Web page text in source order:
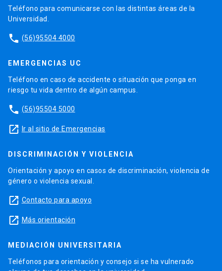
Teléfono para comunicarse con las distintas áreas de la
Universidad.
phone (56)95504 4000
EMERGENCIAS UC
Teléfono en caso de accidente o situación que ponga en
riesgo tu vida dentro de algún campus.
phone (56)95504 5000
launch Ir al sitio de Emergencias
DISCRIMINACIÓN Y VIOLENCIA
Orientación y apoyo en casos de discriminación, violencia de
género o violencia sexual.
launch Contacto para apoyo
launch Más orientación
MEDIACIÓN UNIVERSITARIA
Teléfonos para orientación y consejo si se ha vulnerado